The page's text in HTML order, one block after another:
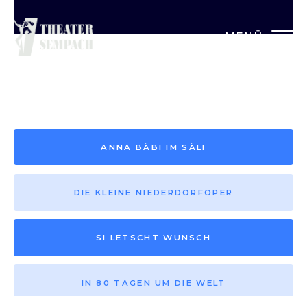
MENÜ
Saison vor 2013
ANNA BÄBI IM SÄLI
DIE KLEINE NIEDERDORFOPER
SI LETSCHT WUNSCH
IN 80 TAGEN UM DIE WELT